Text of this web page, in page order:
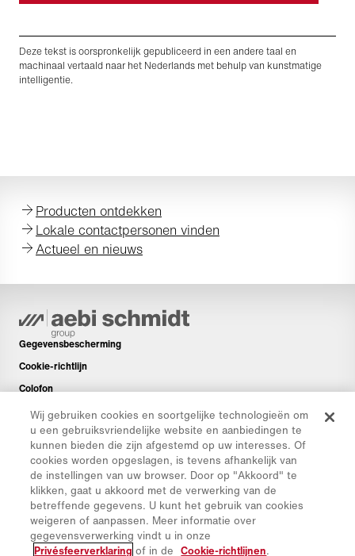
Deze tekst is oorspronkelijk gepubliceerd in een andere taal en
machinaal vertaald naar het Nederlands met behulp van kunstmatige
intelligentie.
Producten ontdekken
Lokale contactpersonen vinden
Actueel en nieuws
Gegevensbescherming
Cookie-richtlijn
Colofon
Disclaimer
Nieuwsbrief
Reserveonderdelen
Downloads
CO₂-calculator
TCO-calculator
Dealers en Vestigingen
Wij gebruiken cookies en soortgelijke technologieën om
u een gebruiksvriendelijke website en aanbiedingen te
kunnen bieden die zijn afgestemd op uw interesses. Of
cookies worden opgeslagen, is tevens afhankelijk van
de instellingen van uw browser. Door op "Akkoord" te
klikken, gaat u akkoord met de verwerking van de
betreffende gegevens. U kunt het gebruik van cookies
weigeren of aanpassen. Meer informatie over
gegevensverwerking vindt u in onze
Privésfeerverklaring of in de Cookie-richtlijnen.